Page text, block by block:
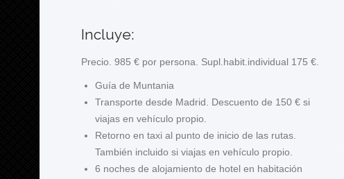
Incluye:
Precio. 985 € por persona. Supl.habit.individual 175 €.
Guía de Muntania
Transporte desde Madrid. Descuento de 150 € si
viajas en vehículo propio.
Retorno en taxi al punto de inicio de las rutas.
También incluido si viajas en vehículo propio.
6 noches de alojamiento de hotel en habitación